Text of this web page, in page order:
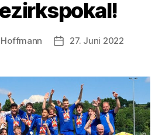
Veröffentlichungsdatum
27. Juni 2022